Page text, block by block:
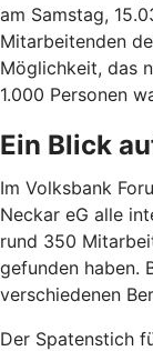
am Samstag,
Mitarbeitenden
Möglichkeit, das
1.000 Personen
Ein Blick
Im Volksbank
Neckar eG alle
rund 350
gefunden haben.
verschiedenen
Der Spatenstich